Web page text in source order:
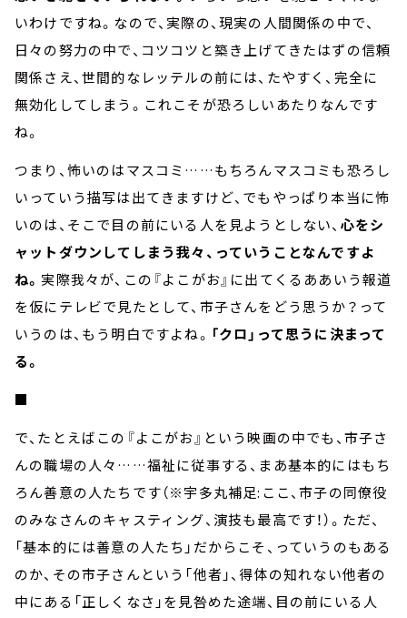
いわけですね。なので、実際の、現実の人間関係の中で、
日々の努力の中で、コツコツと築き上げてきたはずの信頼
関係さえ、世間的なレッテルの前には、たやすく、完全に
無効化してしまう。これこそが恐ろしいあたりなんです
ね。
つまり、怖いのはマスコミ……もちろんマスコミも恐ろし
いっていう描写は出てきますけど、でもやっぱり本当に怖
いのは、そこで目の前にいる人を見ようとしない、 心をシ
ャットダウンしてしまう我々、っていうことなんですよ
ね。 実際我々が、この『よこがお』に出てくるああいう報道
を仮にテレビで見たとして、市子さんをどう思うか？って
いうのは、もう明白ですよね。 「クロ」って思うに決まって
る。
■
で、たとえばこの『よこがお』という映画の中でも、市子さ
んの職場の人々……福祉に従事する、まあ基本的にはもち
ろん善意の人たちです（※宇多丸補足:ここ、市子の同僚役
のみなさんのキャスティング、演技も最高です！）。ただ、
「基本的には善意の人たち」だからこそ、っていうのもある
のか、その市子さんという「他者」、得体の知れない他者の
中にある「正しくなさ」を見咎めた途端、目の前にいる人